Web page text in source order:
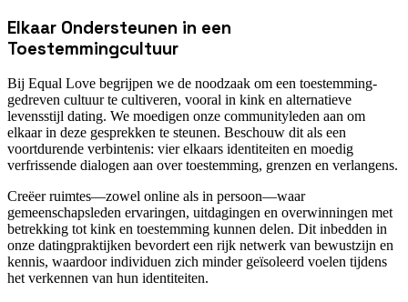
Elkaar Ondersteunen in een
Toestemmingcultuur
Bij Equal Love begrijpen we de noodzaak om een toestemming-
gedreven cultuur te cultiveren, vooral in kink en alternatieve
levensstijl dating. We moedigen onze communityleden aan om
elkaar in deze gesprekken te steunen. Beschouw dit als een
voortdurende verbintenis: vier elkaars identiteiten en moedig
verfrissende dialogen aan over toestemming, grenzen en verlangens.
Creëer ruimtes—zowel online als in persoon—waar
gemeenschapsleden ervaringen, uitdagingen en overwinningen met
betrekking tot kink en toestemming kunnen delen. Dit inbedden in
onze datingpraktijken bevordert een rijk netwerk van bewustzijn en
kennis, waardoor individuen zich minder geïsoleerd voelen tijdens
het verkennen van hun identiteiten.